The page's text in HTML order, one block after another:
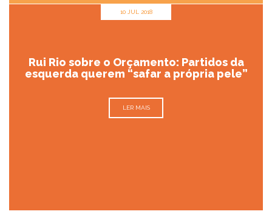
10 JUL 2018
Rui Rio sobre o Orçamento: Partidos da
esquerda querem “safar a própria pele”
LER MAIS